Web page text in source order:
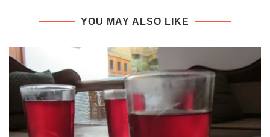
YOU MAY ALSO LIKE